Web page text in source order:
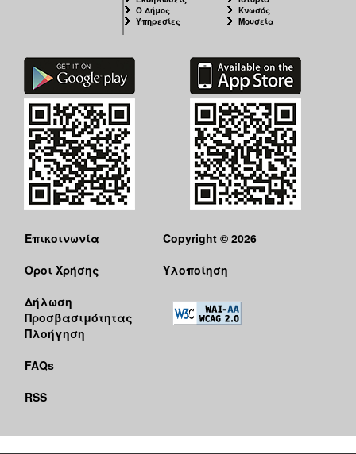
Ο Δήμος
Υπηρεσίες
Κνωσός
Μουσεία
Επικοινωνία
Όροι Χρήσης
Δήλωση
Προσβασιμότητας
Πλοήγηση
FAQs
RSS
Copyright © 2026
Υλοποίηση